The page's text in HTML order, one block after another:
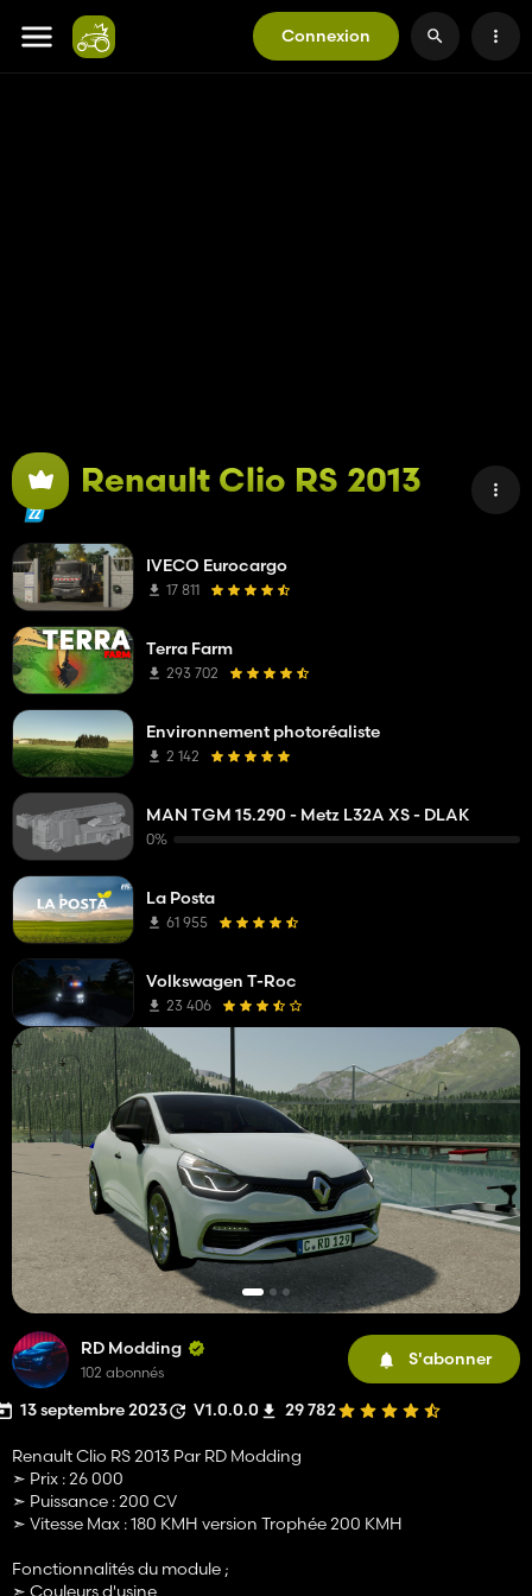
Connexion
Renault Clio RS 2013
RD Modding
102 abonnés
S'abonner
13 septembre 2023 V1.0.0.0 29 782
Renault Clio RS 2013 Par RD Modding
➣ Prix : 26 000
➣ Puissance : 200 CV
➣ Vitesse Max : 180 KMH version Trophée 200 KMH
Fonctionnalités du module ;
➣ Couleurs d'usine
IVECO Eurocargo
17 811
Terra Farm
293 702
Environnement photoréaliste
2 142
MAN TGM 15.290 - Metz L32A XS - DLAK
0%
La Posta
61 955
Volkswagen T-Roc
23 406